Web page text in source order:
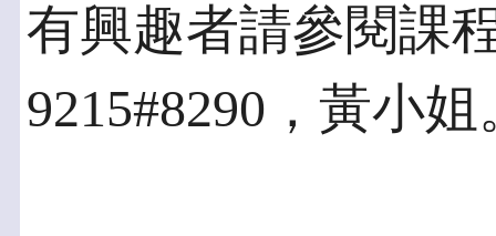
有興趣者請參閱課
9215#8290，黃小姐